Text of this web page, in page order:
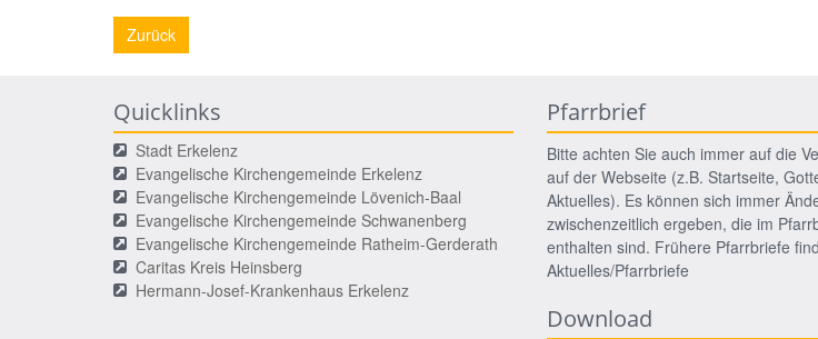
Zurück
Quicklinks
Stadt Erkelenz
Evangelische Kirchengemeinde Erkelenz
Evangelische Kirchengemeinde Lövenich-Baal
Evangelische Kirchengemeinde Schwanenberg
Evangelische Kirchengemeinde Ratheim-Gerderath
Caritas Kreis Heinsberg
Hermann-Josef-Krankenhaus Erkelenz
Pfarrbrief
Bitte achten Sie auch immer auf die
auf der Webseite (z.B. Startseite,
Aktuelles). Es können sich immer
zwischenzeitlich ergeben, die im
enthalten sind. Frühere Pfarrbriefe
Aktuelles/Pfarrbriefe
Download